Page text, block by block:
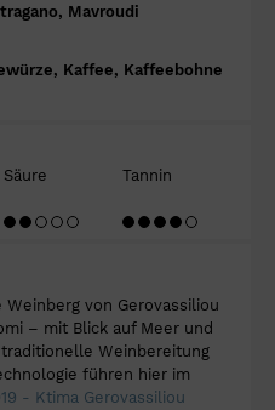
Mavroudi
Kaffee, Kaffeebohne
Säure Tannin
von Gerovassiliou
– mit Blick auf Meer und
Weinbereitung
führen hier im
- Ktima Gerovassiliou